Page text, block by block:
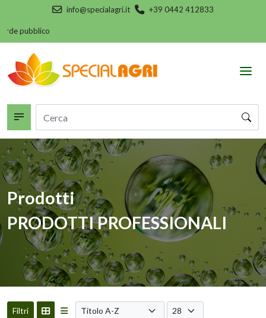
info@specialagri.it +39 0442 412833
Prodotti
PRODOTTI PROFESSIONALI
Filtri